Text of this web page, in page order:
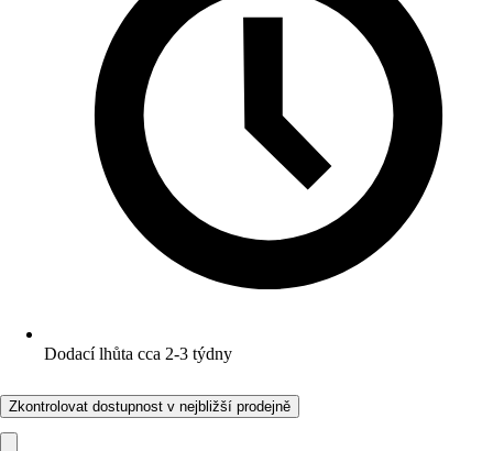
Dodací lhůta cca 2-3 týdny
Zkontrolovat dostupnost v nejbližší prodejně